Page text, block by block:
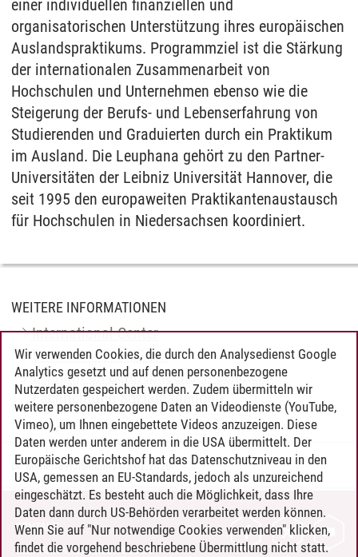
einer individuellen finanziellen und
organisatorischen Unterstützung ihres europäischen
Auslandspraktikums. Programmziel ist die Stärkung
der internationalen Zusammenarbeit von
Hochschulen und Unternehmen ebenso wie die
Steigerung der Berufs- und Lebenserfahrung von
Studierenden und Graduierten durch ein Praktikum
im Ausland. Die Leuphana gehört zu den Partner-
Universitäten der Leibniz Universität Hannover, die
seit 1995 den europaweiten Praktikantenaustausch
für Hochschulen in Niedersachsen koordiniert.
WEITERE INFORMATIONEN
International Center
Erasmus + Praktikum
Lehramt an Berufsbildenden Schulen -
Fachrichtung Sozialpädagogik
Dr. Marietta Hülsmann/03.02.2026
KONTAKT
LEUPHANA ALS ARBEITGEBER
Wir verwenden Cookies, die durch den Analysedienst Google
Analytics gesetzt und auf denen personenbezogene
Nutzerdaten gespeichert werden. Zudem übermitteln wir
weitere personenbezogene Daten an Videodienste (YouTube,
Vimeo), um Ihnen eingebettete Videos anzuzeigen. Diese
Daten werden unter anderem in die USA übermittelt. Der
Europäische Gerichtshof hat das Datenschutzniveau in den
USA, gemessen an EU-Standards, jedoch als unzureichend
eingeschätzt. Es besteht auch die Möglichkeit, dass Ihre
Daten dann durch US-Behörden verarbeitet werden können.
Wenn Sie auf "Nur notwendige Cookies verwenden" klicken,
findet die vorgehend beschriebene Übermittlung nicht statt.